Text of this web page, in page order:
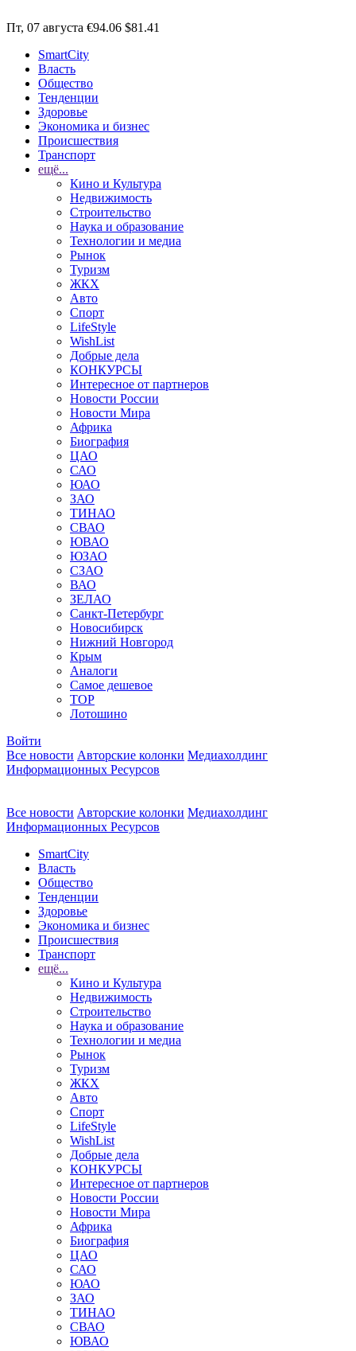
Пт, 07 августа €94.06 $81.41
SmartCity
Власть
Общество
Тенденции
Здоровье
Экономика и бизнес
Происшествия
Транспорт
ещё...
Кино и Культура
Недвижимость
Строительство
Наука и образование
Технологии и медиа
Рынок
Туризм
ЖКХ
Авто
Спорт
LifeStyle
WishList
Добрые дела
КОНКУРСЫ
Интересное от партнеров
Новости России
Новости Мира
Африка
Биография
ЦАО
САО
ЮАО
ЗАО
ТИНАО
СВАО
ЮВАО
ЮЗАО
СЗАО
ВАО
ЗЕЛАО
Санкт-Петербург
Новосибирск
Нижний Новгород
Крым
Аналоги
Самое дешевое
TOP
Лотошино
Войти
Все новости Авторские колонки Медиахолдинг
Информационных Ресурсов
Все новости Авторские колонки Медиахолдинг
Информационных Ресурсов
SmartCity
Власть
Общество
Тенденции
Здоровье
Экономика и бизнес
Происшествия
Транспорт
ещё...
Кино и Культура
Недвижимость
Строительство
Наука и образование
Технологии и медиа
Рынок
Туризм
ЖКХ
Авто
Спорт
LifeStyle
WishList
Добрые дела
КОНКУРСЫ
Интересное от партнеров
Новости России
Новости Мира
Африка
Биография
ЦАО
САО
ЮАО
ЗАО
ТИНАО
СВАО
ЮВАО